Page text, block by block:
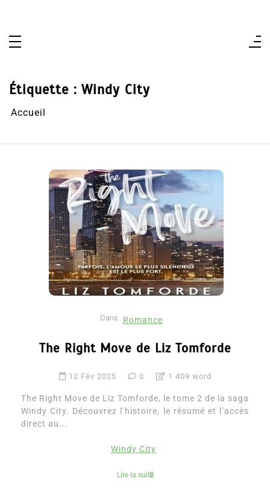
Étiquette : Windy City
Accueil
Dans Romance
The Right Move de Liz Tomforde
12 Fév 2025 0 1 409 word
The Right Move de Liz Tomforde, le tome 2 de la saga
Windy City. Découvrez l’histoire, le résumé et l’accès
direct au...
Windy City
Lire la suite